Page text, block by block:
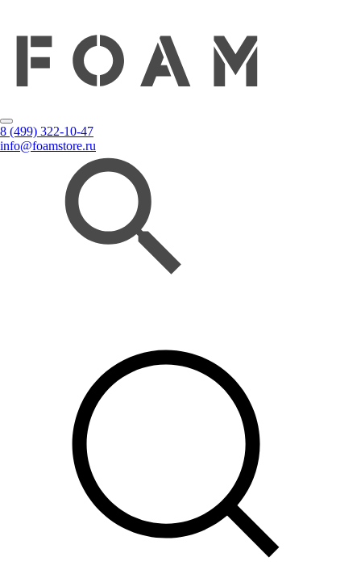
8 (499) 322-10-47
info@foamstore.ru